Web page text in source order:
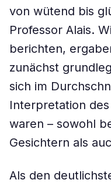
von wütend bis
Professor Alais.
berichten,
zunächst
sich im
Interpretation
waren – sowohl
Gesichtern als
Als den